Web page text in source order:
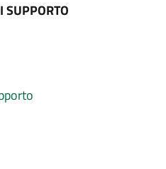
SUPPORTO